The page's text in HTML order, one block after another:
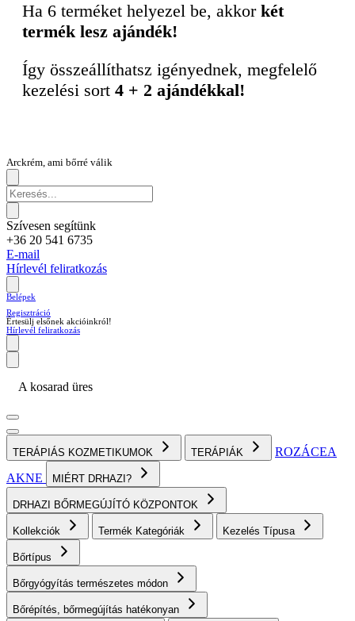
Ha 6 terméket helyezel be, akkor két
termék lesz ajándék!
Így összeállíthatsz igényednek, megfelelő
kezelési sort 4 + 2 ajándékkal!
Arckrém, ami bőrré válik
Szívesen segítünk
+36 20 541 6735
E-mail
Hírlevél feliratkozás
Belépek
Regisztráció
Értesülj elsőnek akcióinkról!
Hírlevél feliratkozás
A kosarad üres
TERÁPIÁS KOZMETIKUMOK TERÁPIÁK
ROZÁCEA
AKNE
MIÉRT DRHAZI?
DRHAZI BŐRMEGÚJÍTÓ KÖZPONTOK
Kollekciók Termék Kategóriák Kezelés Típusa
Bőrtípus
Bőrgyógyítás természetes módon
Bőrépítés, bőrmegújítás hatékonyan